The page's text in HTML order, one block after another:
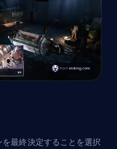
最終決定することを選択